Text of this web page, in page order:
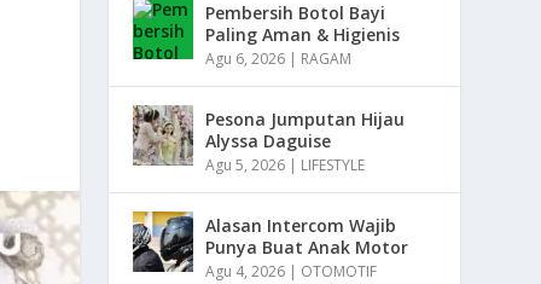
Pembersih Botol Bayi
Paling Aman & Higienis
Agu 6, 2026 | RAGAM
Pesona Jumputan Hijau
Alyssa Daguise
Agu 5, 2026 | LIFESTYLE
Alasan Intercom Wajib
Punya Buat Anak Motor
Agu 4, 2026 | OTOMOTIF